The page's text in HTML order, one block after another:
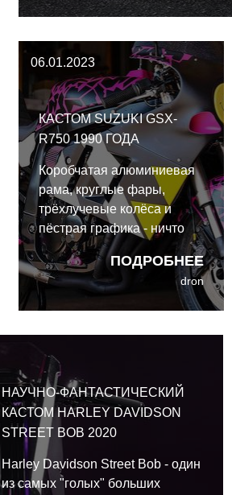
06.01.2023
КАСТОМ SUZUKI GSX-
R750 1990 ГОДА
ПОДРОБНЕЕ
Коробчатая алюминиевая
рама, круглые фары,
трёхлучевые колёса и
пёстрая графика - ничто
так не олицетворяет дух
90-х, как Suzuki GSX-R750
1990 модельного года.
Кастом проект Rad Racer
бескомпромиссно, как
должен спортбайк из 90-х
dron
НАУЧНО-ФАНТАСТИЧЕСКИЙ
КАСТОМ HARLEY DAVIDSON
STREET BOB 2020
Harley Davidson Street Bob - один
из самых "голых" больших